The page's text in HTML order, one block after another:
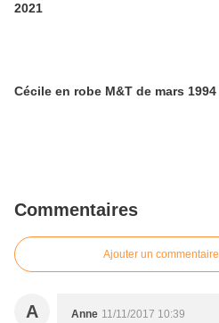
2021
Cécile en robe M&T de mars 1994
Commentaires
Ajouter un commentaire
A Anne 11/11/2017 10:39